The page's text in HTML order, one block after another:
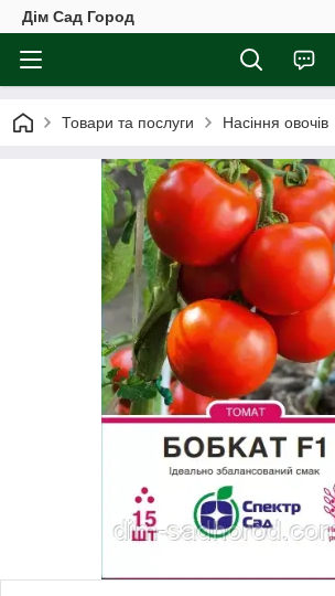
Дім Сад Город
Товари та послуги Насіння овочів